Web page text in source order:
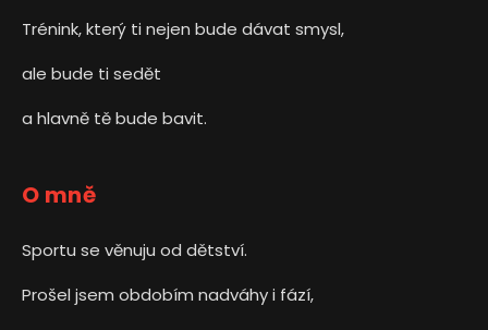
Trénink, který ti nejen bude dávat smysl,
ale bude ti sedět
a hlavně tě bude bavit.
O mně
Sportu se věnuju od dětství.
Prošel jsem obdobím nadváhy i fází,